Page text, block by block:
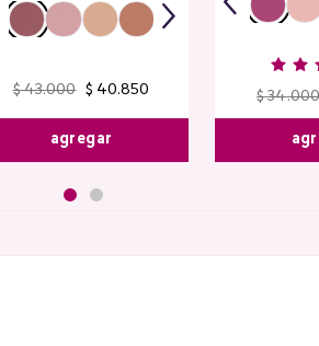
$ 43.000 $ 40.850
agregar
$ 34.000